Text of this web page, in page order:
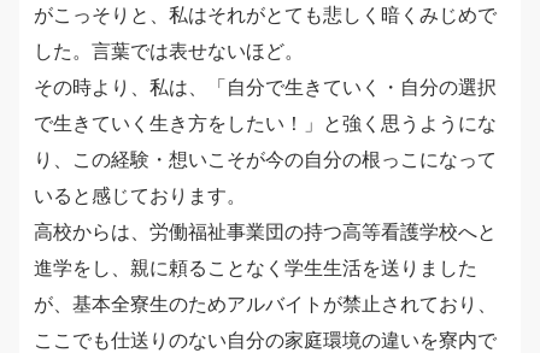
がこっそりと、私はそれがとても悲しく暗くみじめで
した。言葉では表せないほど。
その時より、私は、「自分で生きていく・自分の選択
で生きていく生き方をしたい！」と強く思うようにな
り、この経験・想いこそが今の自分の根っこになって
いると感じております。
高校からは、労働福祉事業団の持つ高等看護学校へと
進学をし、親に頼ることなく学生生活を送りました
が、基本全寮生のためアルバイトが禁止されており、
ここでも仕送りのない自分の家庭環境の違いを寮内で